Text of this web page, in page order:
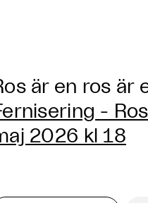
är en ros är
-
2026 kl 18